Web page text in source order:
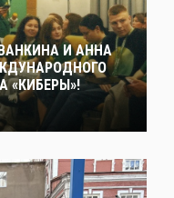
И АННА
«КИБЕРЫ»!